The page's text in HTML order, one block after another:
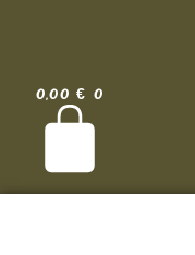
0,00€ 0